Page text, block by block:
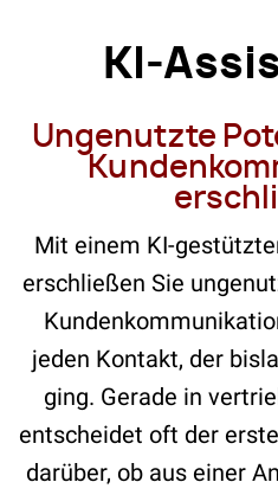
KI-
Ungenutzte
Mit einem KI-
erschließen Sie
jeden Kontakt, der
ging. Gerade in
entscheidet oft der
darüber, ob aus einer